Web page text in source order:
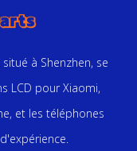
à Shenzhen, se
LCD pour Xiaomi,
et les téléphones